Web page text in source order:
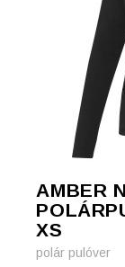
AMBER
XS
polár pulóver